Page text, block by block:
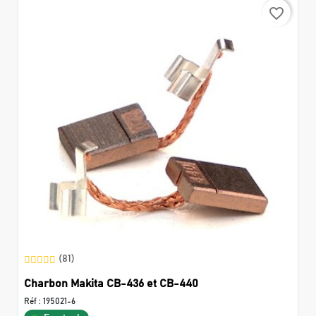
favorite_border
(81)
Charbon Makita CB-436 et CB-440
Réf : 195021-6